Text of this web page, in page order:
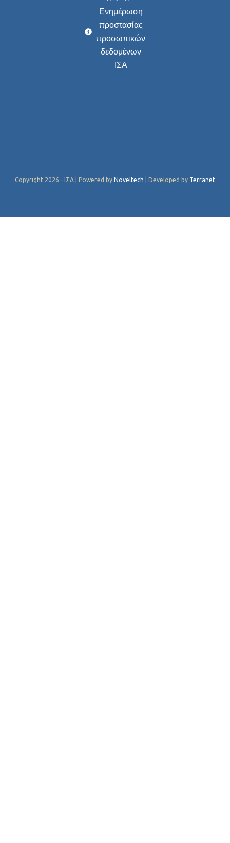
Ενημέρωση
προστασίας
προσωπικών
δεδομένων
ΙΣΑ
Copyright 2026 - ΙΣΑ | Powered by Noveltech | Developed by Terranet